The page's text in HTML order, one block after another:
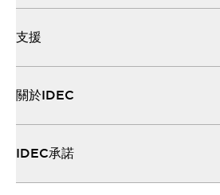
支援
關於IDEC
IDEC承諾